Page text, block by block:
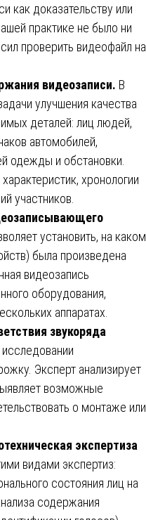
как доказательству или
практике не было ни
проверить видеофайл на
видеозаписи. В
улучшения качества
деталей: лиц людей,
автомобилей,
одежды и обстановки.
хронологии
участников.
установить, на каком
была произведена
видеозапись
оборудования,
аппаратах.
звукоряда
Эксперт анализирует
возможные
о монтаже или
экспертиза
видами экспертиз:
состояния лиц на
содержания